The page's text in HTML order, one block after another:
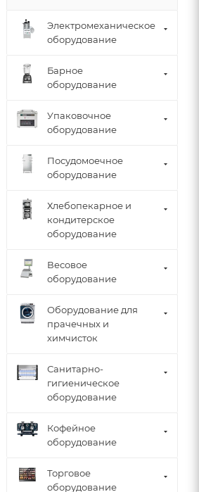
Электромеханическое
оборудование
Барное
оборудование
Упаковочное
оборудование
Посудомоечное
оборудование
Хлебопекарное и
кондитерское
оборудование
Весовое
оборудование
Оборудование для
прачечных и
химчисток
Санитарно-
гигиеническое
оборудование
Кофейное
оборудование
Торговое
оборудование